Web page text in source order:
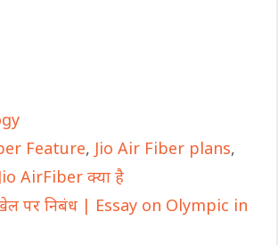
Feature, Jio Air Fiber plans,
Jio AirFiber क्या है
पर निबंध | Essay on Olympic in